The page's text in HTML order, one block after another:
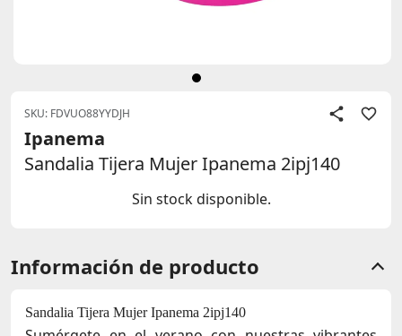
SKU: FDVUO88YYDJH
Ipanema
Sandalia Tijera Mujer Ipanema 2ipj140
Sin stock disponible.
Información de producto
Sandalia Tijera Mujer Ipanema 2ipj140